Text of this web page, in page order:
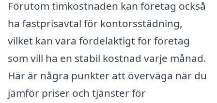
Förutom timkostnaden kan företag också
ha fastprisavtal för kontorsstädning,
vilket kan vara fördelaktigt för företag
som vill ha en stabil kostnad varje månad.
Här är några punkter att överväga när du
jämför priser och tjänster för